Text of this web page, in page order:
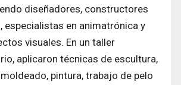
diseñadores, constructores
especialistas en animatrónica y
visuales. En un taller
aplicaron técnicas de escultura,
pintura, trabajo de pelo